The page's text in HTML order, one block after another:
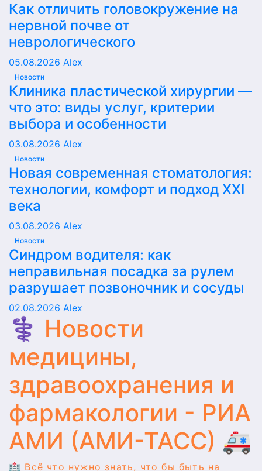
Как отличить головокружение на
нервной почве от
неврологического
05.08.2026 Alex
Новости
Клиника пластической хирургии —
что это: виды услуг, критерии
выбора и особенности
03.08.2026 Alex
Новости
Новая современная стоматология:
технологии, комфорт и подход XXI
века
03.08.2026 Alex
Новости
Синдром водителя: как
неправильная посадка за рулем
разрушает позвоночник и сосуды
02.08.2026 Alex
⚕️ Новости
медицины,
здравоохранения и
фармакологии - РИА
АМИ (АМИ-ТАСС) 🚑
🏥 Всё что нужно знать, что бы быть на